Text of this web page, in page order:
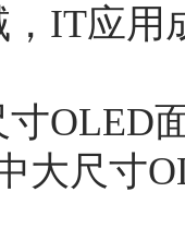
IT应
OLED
大尺寸